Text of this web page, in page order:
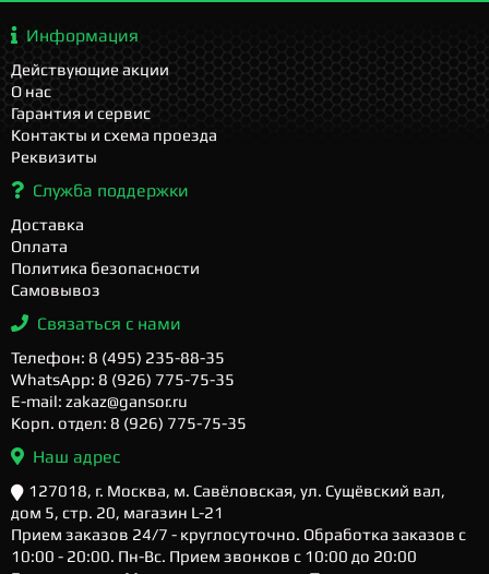
Информация
Действующие акции
О нас
Гарантия и сервис
Контакты и схема проезда
Реквизиты
Служба поддержки
Доставка
Оплата
Политика безопасности
Самовывоз
Связаться с нами
Телефон: 8 (495) 235-88-35
WhatsApp: 8 (926) 775-75-35
E-mail: zakaz@gansor.ru
Корп. отдел: 8 (926) 775-75-35
Наш адрес
127018, г. Москва, м. Савёловская, ул. Сущёвский вал,
дом 5, стр. 20, магазин L-21
Прием заказов 24/7 - круглосуточно. Обработка заказов с
10:00 - 20:00. Пн-Вс. Прием звонков с 10:00 до 20:00